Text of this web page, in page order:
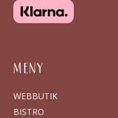
MENY
WEBBUTIK
BISTRO